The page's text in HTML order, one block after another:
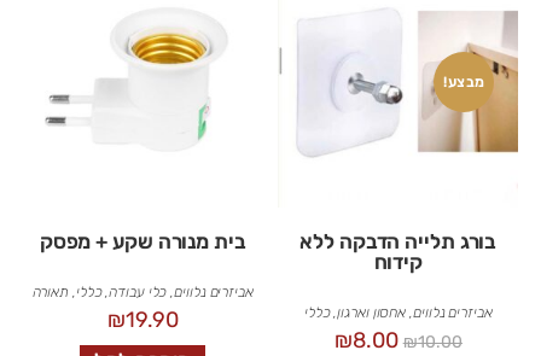
מבצע!
בורג תלייה הדבקה ללא
קידוח
אביזרים נלווים, אחסון וארגון,כללי
₪10.00
₪8.00
בית מנורה שקע + מפסק
אביזרים נלווים, כלי עבודה,כללי תאורה
₪19.90